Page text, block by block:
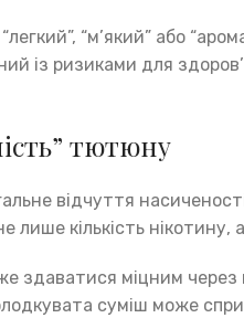
“м’який” або
із ризиками для
тютюну
відчуття
лише кількість
міцним через
суміш може